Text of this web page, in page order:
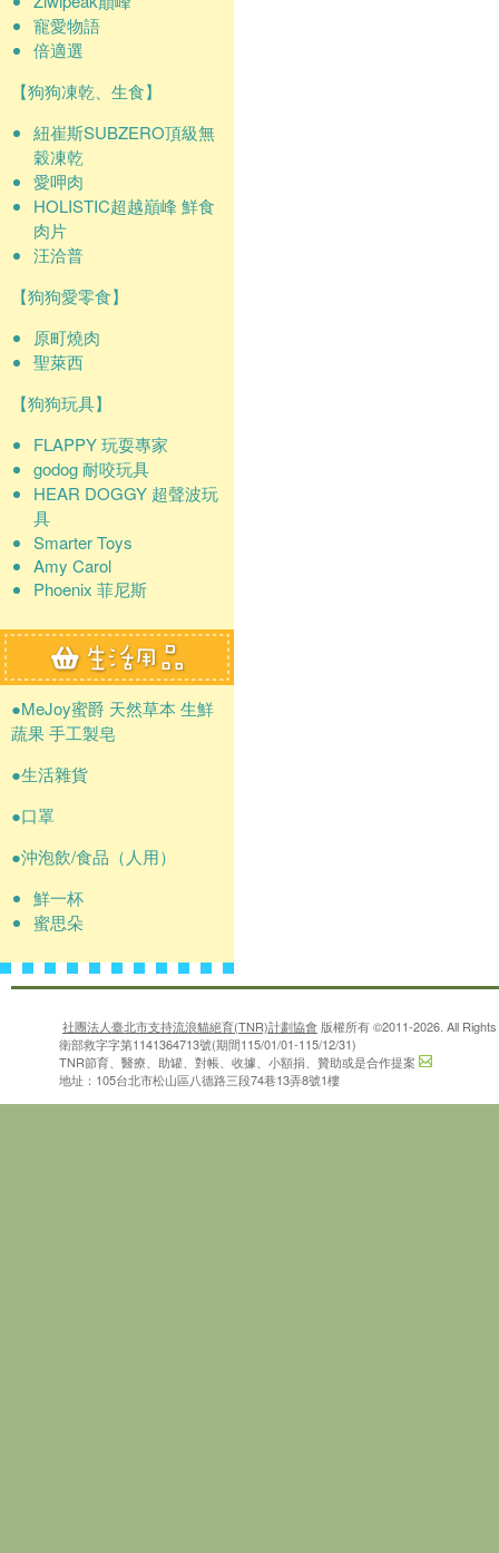
寵愛物語
倍適選
【狗狗凍乾、生食】
紐崔斯SUBZERO頂級無
穀凍乾
愛呷肉
HOLISTIC超越巔峰 鮮食
肉片
汪洽普
【狗狗愛零食】
原町燒肉
聖萊西
【狗狗玩具】
FLAPPY 玩耍專家
godog 耐咬玩具
HEAR DOGGY 超聲波玩
具
Smarter Toys
Amy Carol
Phoenix 菲尼斯
●MeJoy蜜爵 天然草本 生鮮
蔬果 手工製皂
●生活雜貨
●口罩
●沖泡飲/食品（人用）
鮮一杯
蜜思朵
社團法人臺北市支持流浪貓絕育(TNR)計劃協會 版權所有 ©2011-2026. All
衛部救字字第1141364713號(期間115/01/01-115/12/31)
TNR節育、醫療、助罐、對帳、收據、小額捐、贊助或是合作提案
地址：105台北市松山區八德路三段74巷13弄8號1樓